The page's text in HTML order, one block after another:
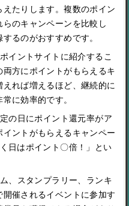
たりします。複数のポイン
らのキャンペーンを比較し
るのがおすすめです。
イントサイトに紹介するこ
方にポイントがもらえるキ
れば増えるほど、継続的に
に効率的です。
の日にポイント還元率がア
ントがもらえるキャンペー
日はポイント〇倍！」とい
、スタンプラリー、ランキ
催されるイベントに参加す